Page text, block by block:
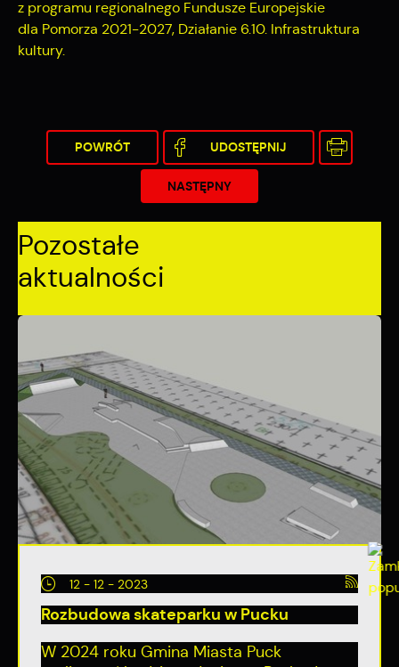
z programu regionalnego Fundusze Europejskie
dla Pomorza 2021-2027, Działanie 6.10. Infrastruktura
kultury.
POWRÓT UDOSTĘPNIJ
NASTĘPNY
Pozostałe
aktualności
12 - 12 - 2023
Rozbudowa skateparku w Pucku
W 2024 roku Gmina Miasta Puck